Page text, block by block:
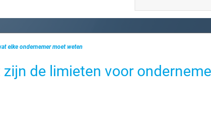
elke ondernemer moet weten
de limieten voor